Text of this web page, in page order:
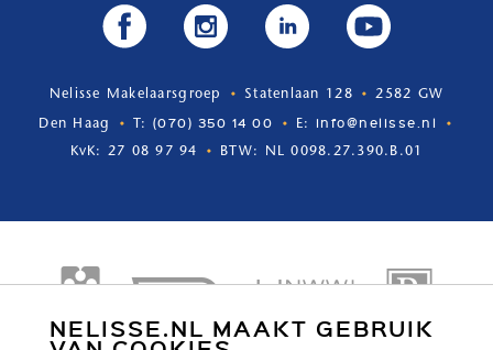
NELISSE.NL MAAKT GEBRUIK
Nelisse Makelaarsgroep Statenlaan 128 2582 GW
Den Haag T: (070) 350 14 00 E: info@nelisse.nl
KvK: 27 08 97 94 BTW: NL 0098.27.390.B.01